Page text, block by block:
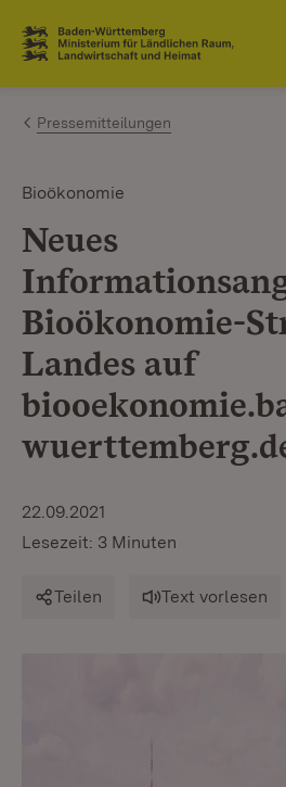
Zum Inhalt springen
Link zur Startseite
Pressemitteilungen
Bioökonomie
Neues
Bioökonomie-
Landes auf
22.09.2021
Lesezeit: 3 Minuten
Teilen Text vorlesen